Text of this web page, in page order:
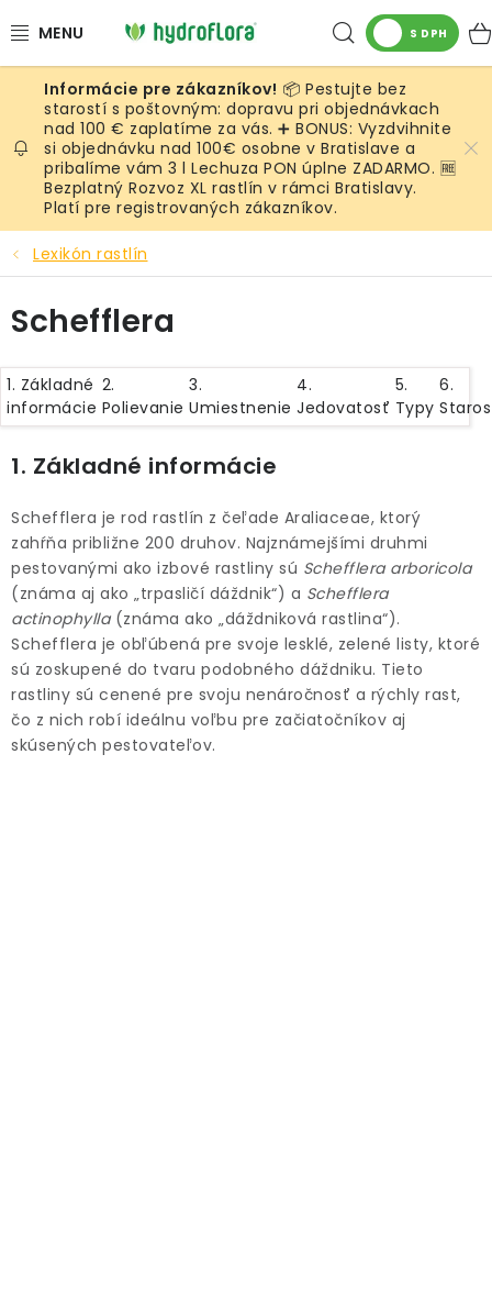
na
Hľadať
S DPH
RASTLINY
UMELÉ RASTLINY
KVETINÁČE
SUBSTRÁTY A PRÍSLUŠENSTVO
SERVIS INTERIÉROVEJ ZELENE
MACHY
MACHOVÉ STENY
INTERIÉROVÉ DEKORÁCIE
BLOG
NA OBJEDNÁVKU
📦 Pestujte bez
starostí s poštovným: dopravu pri objednávkach
nad 100 € zaplatíme za vás. ➕ BONUS: Vyzdvihnite
si objednávku nad 100€ osobne v Bratislave a
pribalíme vám 3 l Lechuza PON úplne ZADARMO. 🆓
Bezplatný Rozvoz XL rastlín v rámci Bratislavy.
Platí pre registrovaných zákazníkov.
Lexikón rastlín
Schefflera
1. Základné
informácie
2.
Polievanie
3.
Umiestnenie
4.
Jedovatosť
5.
Typy
6.
1. Základné informácie
Schefflera je rod rastlín z čeľade Araliaceae, ktorý
zahŕňa približne 200 druhov. Najznámejšími druhmi
pestovanými ako izbové rastliny sú Schefflera arboricola
(známa aj ako „trpasličí dáždnik“) a Schefflera
actinophylla(známa ako „dáždniková rastlina“).
Schefflera je obľúbená pre svoje lesklé, zelené listy, ktoré
sú zoskupené do tvaru podobného dáždniku. Tieto
rastliny sú cenené pre svoju nenáročnosť a rýchly rast,
čo z nich robí ideálnu voľbu pre začiatočníkov aj
skúsených pestovateľov.